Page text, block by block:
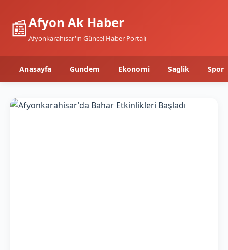
📰Afyon Ak Haber
Afyonkarahisar'ın Güncel Haber Portalı
Anasayfa Gundem Ekonomi Saglik Spor